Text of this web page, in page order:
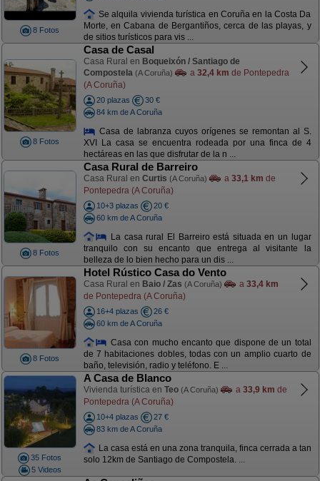
8 Fotos
Se alquila vivienda turística en Coruña en la Costa Da
Morte, en Cabana de Bergantiños, cerca de las playas, y
de sitios turísticos para vis ...
8 Fotos
Casa de Casal
Casa Rural en Boqueixón / Santiago de
Compostela (A Coruña) a 32,4 km de Pontepedra
(A Coruña)
20 plazas
30 €
84 km de A Coruña
Casa de labranza cuyos orígenes se remontan al S.
XVI La casa se encuentra rodeada por una finca de 4
hectáreas en las que disfrutar de la n ...
8 Fotos
Casa Rural de Barreiro
Casa Rural en Curtis (A Coruña) a 33,1 km de
Pontepedra (A Coruña)
10+3 plazas
20 €
60 km de A Coruña
La casa rural El Barreiro está situada en un lugar
tranquilo con su encanto que entrega al visitante la
belleza de lo bien hecho para un dis ...
8 Fotos
Hotel Rústico Casa do Vento
Casa Rural en Baio / Zas (A Coruña) a 33,4 km
de Pontepedra (A Coruña)
16+4 plazas
26 €
60 km de A Coruña
Casa con mucho encanto que dispone de un total
de 7 habitaciones dobles, todas con un amplio cuarto de
baño, televisión, radio y teléfono. E ...
35 Fotos
5 Videos
A Casa de Blanco
Vivienda turística en Teo (A Coruña) a 33,9 km de
Pontepedra (A Coruña)
10+4 plazas
27 €
83 km de A Coruña
La casa está en una zona tranquila, finca cerrada a tan
solo 12km de Santiago de Compostela. ...